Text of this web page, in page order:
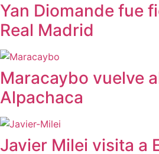
Yan Diomande fue
Real Madrid
Maracaybo vuelve
Alpachaca
Javier Milei visita a